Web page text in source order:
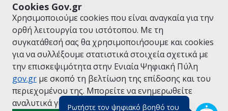
Ρωτήστε τον ψηφιακό βοηθό του
Cookies Gov.gr
Χρησιμοποιούμε cookies που είναι αναγκαία για την
ορθή λειτουργία του ιστότοπου. Με τη
συγκατάθεσή σας θα χρησιμοποιήσουμε και cookies
για να συλλέξουμε στατιστικά στοιχεία σχετικά με
την επισκεψιμότητα στην Ενιαία Ψηφιακή Πύλη
gov.gr με σκοπό τη βελτίωση της επίδοσης και του
περιεχομένου της. Μπορείτε να ενημερωθείτε
αναλυτικά για την Πολιτική Cookies.
Όροι Χρήσης
Πολιτική Απορρήτου
Δήλωση προσβασιμότητας
Πολιτική cookies
Προτάσεις για το gov.gr
Υλοποίηση από το Υπουργείο Ψηφιακής
Διακυβέρνησης
Ελληνικά |Αγγλικά